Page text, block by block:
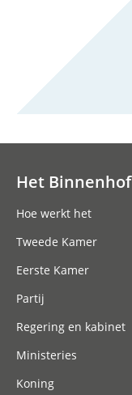
Het Binnenhof
Hoe werkt het
Tweede Kamer
Eerste Kamer
Partij
Regering en kabinet
Ministeries
Koning